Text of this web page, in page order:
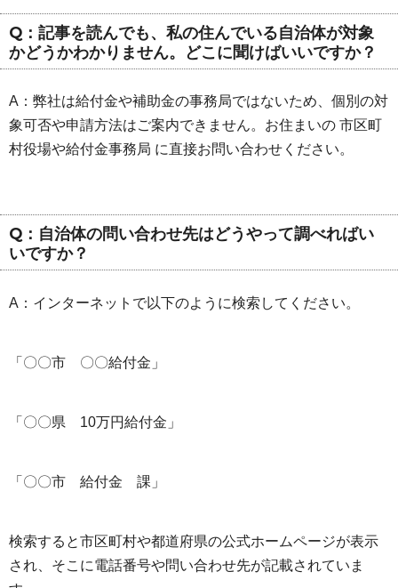
Q：記事を読んでも、私の住んでいる自治体が対象
かどうかわかりません。どこに聞けばいいですか？
A：弊社は給付金や補助金の事務局ではないため、個別の対
象可否や申請方法はご案内できません。お住まいの 市区町
村役場や給付金事務局 に直接お問い合わせください。
Q：自治体の問い合わせ先はどうやって調べればい
いですか？
A：インターネットで以下のように検索してください。
「〇〇市 〇〇給付金」
「〇〇県 10万円給付金」
「〇〇市 給付金 課」
検索すると市区町村や都道府県の公式ホームページが表示
され、そこに電話番号や問い合わせ先が記載されていま